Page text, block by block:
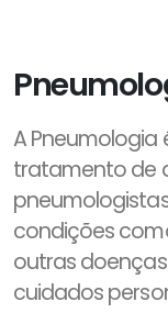
A
tratamento de
condições
outras
cuidados